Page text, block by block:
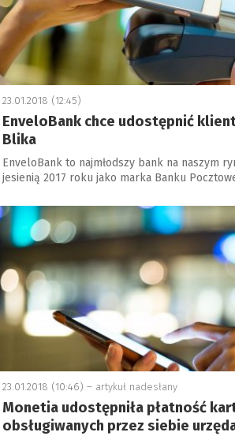
23.01.2018 (12:45)
EnveloBank chce udostępnić
Blika
EnveloBank to najmłodszy bank na naszym
jesienią 2017 roku jako marka Banku
23.01.2018 (10:46) – artykuł nadesłany
Monetia udostępniła płatność
obsługiwanych przez siebie